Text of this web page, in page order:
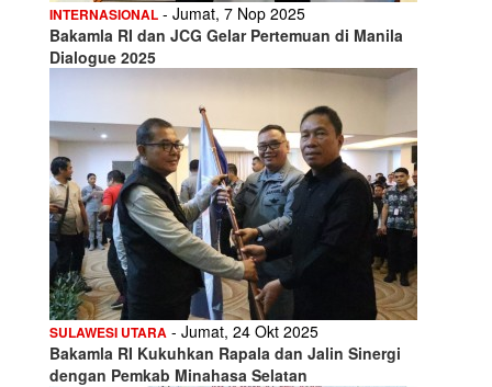
INTERNASIONAL - Jumat, 7 Nop 2025
Bakamla RI dan JCG Gelar Pertemuan di Manila
Dialogue 2025
SULAWESI UTARA - Jumat, 24 Okt 2025
Bakamla RI Kukuhkan Rapala dan Jalin Sinergi
dengan Pemkab Minahasa Selatan